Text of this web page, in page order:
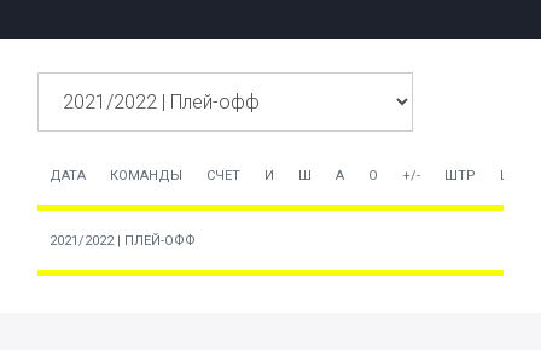
СТАТИСТИКА ИГРОКА
ДАТА КОМАНДЫ СЧЕТ И Ш А О +/- ШТР ШБ
2021/2022 | ПЛЕЙ-ОФФ